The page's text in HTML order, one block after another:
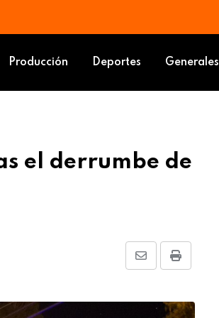
Producción Deportes Generales
el derrumbe de
Print
Share
Email